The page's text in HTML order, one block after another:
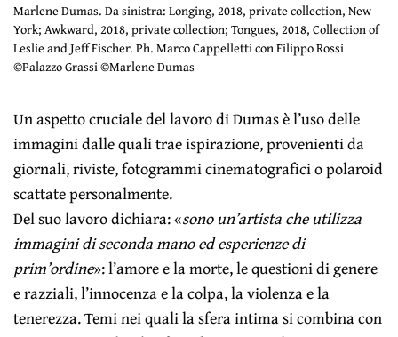
Marlene Dumas. Da sinistra: Longing, 2018, private collection, New
York; Awkward, 2018, private collection; Tongues, 2018, Collection of
Leslie and Jeff Fischer. Ph. Marco Cappelletti con Filippo Rossi
©Palazzo Grassi ©Marlene Dumas
Un aspetto cruciale del lavoro di Dumas è l’uso delle
immagini dalle quali trae ispirazione, provenienti da
giornali, riviste, fotogrammi cinematografici o polaroid
scattate personalmente.
Del suo lavoro dichiara: «sono un’artista che utilizza
immagini di seconda mano ed esperienze di
prim’ordine»: l’amore e la morte, le questioni di genere
e razziali, l’innocenza e la colpa, la violenza e la
tenerezza. Temi nei quali la sfera intima si combina con